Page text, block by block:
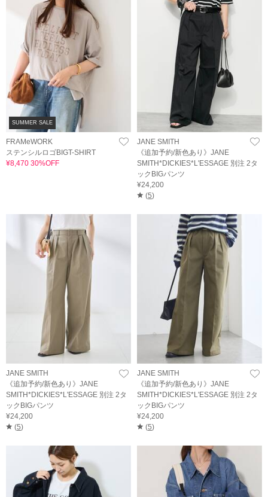
SUMMER SALE
FRAMeWORK
ステンシルロゴBIGT-SHIRT
¥8,470 30%OFF
JANE SMITH
《追加予約/新色あり》JANE
SMITH*DICKIES*L'ESSAGE 別注 2タ
ックBIGパンツ
¥24,200
(5)
JANE SMITH
《追加予約/新色あり》JANE
SMITH*DICKIES*L'ESSAGE 別注 2タ
ックBIGパンツ
¥24,200
(5)
JANE SMITH
《追加予約/新色あり》JANE
SMITH*DICKIES*L'ESSAGE 別注 2タ
ックBIGパンツ
¥24,200
(5)